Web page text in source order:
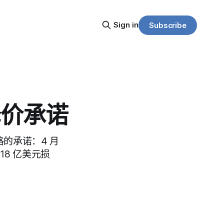
Sign in Subscribe
承诺
承诺：4 月
亿美元损